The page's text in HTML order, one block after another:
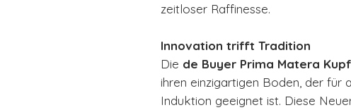
zeitloser Raffinesse.
Innovation trifft Tradition
Die de Buyer Prima Matera
ihren einzigartigen Boden, der für
Induktion geeignet ist. Diese